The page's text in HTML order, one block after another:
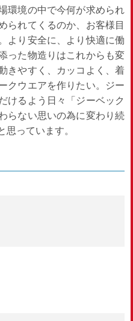
環境の中で今何が求められ
られてくるのか、お客様目
より安全に、より快適に働
った物造りはこれからも変
きやすく、カッコよく、着
クウエアを作りたい。ジー
けるよう日々「ジーベック
らない思いの為に変わり続
っています。